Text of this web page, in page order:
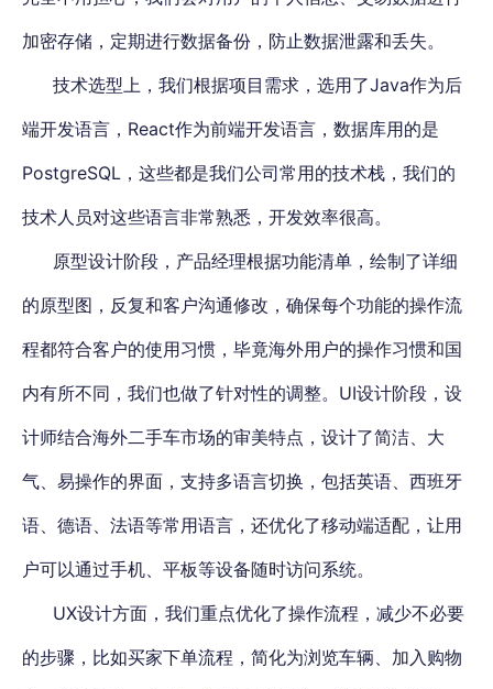
加密存储，定期进行数据备份，防止数据泄露和丢失。
技术选型上，我们根据项目需求，选用了Java作为后
端开发语言，React作为前端开发语言，数据库用的是
PostgreSQL，这些都是我们公司常用的技术栈，我们的
技术人员对这些语言非常熟悉，开发效率很高。
原型设计阶段，产品经理根据功能清单，绘制了详细
的原型图，反复和客户沟通修改，确保每个功能的操作流
程都符合客户的使用习惯，毕竟海外用户的操作习惯和国
内有所不同，我们也做了针对性的调整。UI设计阶段，设
计师结合海外二手车市场的审美特点，设计了简洁、大
气、易操作的界面，支持多语言切换，包括英语、西班牙
语、德语、法语等常用语言，还优化了移动端适配，让用
户可以通过手机、平板等设备随时访问系统。
UX设计方面，我们重点优化了操作流程，减少不必要
的步骤，比如买家下单流程，简化为浏览车辆、加入购物